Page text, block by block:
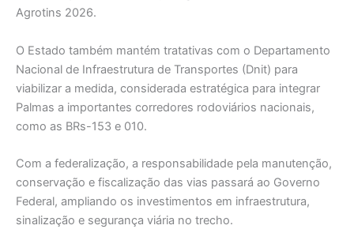
Agrotins 2026.
O Estado também mantém tratativas com o Departamento
Nacional de Infraestrutura de Transportes (Dnit) para
viabilizar a medida, considerada estratégica para integrar
Palmas a importantes corredores rodoviários nacionais,
como as BRs-153 e 010.
Com a federalização, a responsabilidade pela manutenção,
conservação e fiscalização das vias passará ao Governo
Federal, ampliando os investimentos em infraestrutura,
sinalização e segurança viária no trecho.